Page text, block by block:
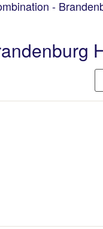
-